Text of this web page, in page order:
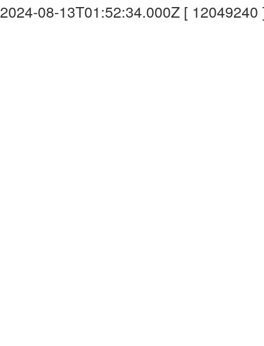
2024-08-13T01:52:34.000Z [ 12049240